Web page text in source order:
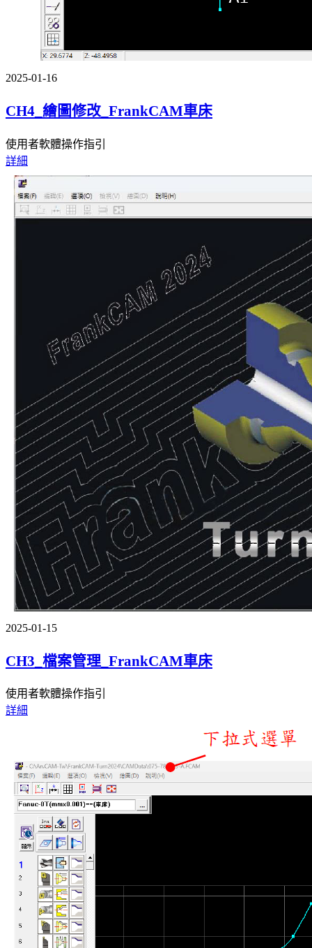
2025-01-16
CH4_繪圖修改_FrankCAM車床
使用者軟體操作指引
詳細
2025-01-15
CH3_檔案管理_FrankCAM車床
使用者軟體操作指引
詳細